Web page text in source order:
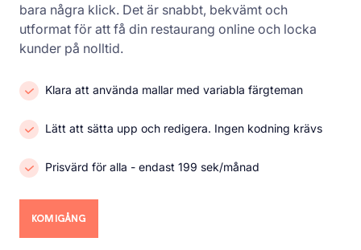
bara några klick. Det är snabbt, bekvämt och
utformat för att få din restaurang online och locka
kunder på nolltid.
Klara att använda mallar med variabla färgteman
Lätt att sätta upp och redigera. Ingen kodning krävs
Prisvärd för alla - endast 199 sek/månad
KOM IGÅNG